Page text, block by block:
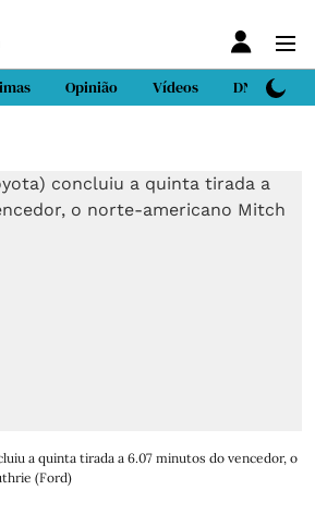
Opinião Vídeos DN Sport
a quinta tirada a 6.07 minutos do vencedor, o
(Ford)